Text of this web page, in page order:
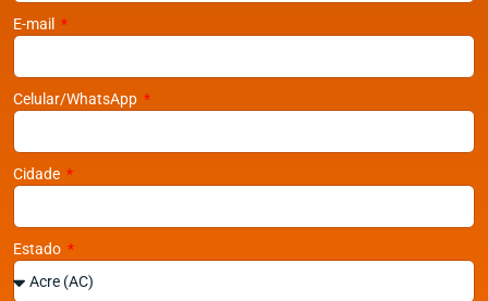
E-mail
Celular/WhatsApp
Cidade
Estado